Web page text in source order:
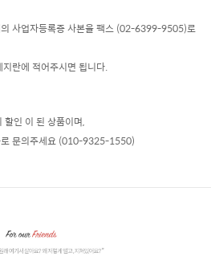
사업자등록증 사본을 팩스 (02-6399-9505)로
란에 적어주시면 됩니다.
인 이 된 상품이며,
로 문의주세요 (010-9325-1550)